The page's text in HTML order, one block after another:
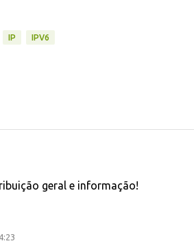
IP IPV6
geral e informação!